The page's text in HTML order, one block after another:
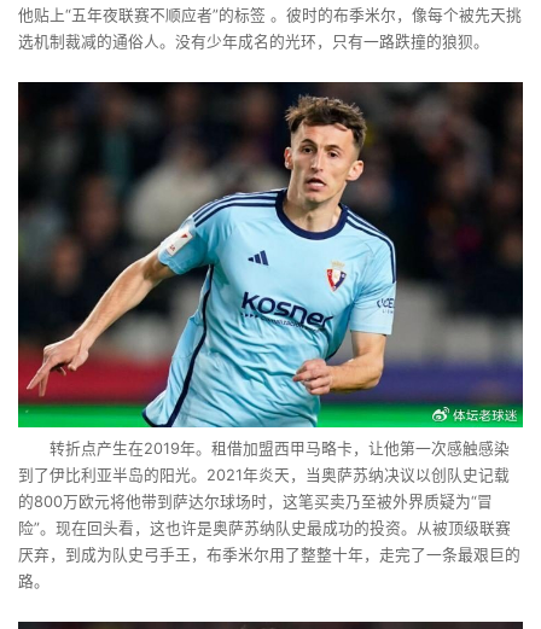
他贴上“五年夜联赛不顺应者”的标签 。彼时的布季米尔，像每个被先天挑
选机制裁减的通俗人。没有少年成名的光环，只有一路跌撞的狼狈。
转折点产生在2019年。租借加盟西甲马略卡，让他第一次感触感染
到了伊比利亚半岛的阳光。2021年炎天，当奥萨苏纳决议以创队史记载
的800万欧元将他带到萨达尔球场时，这笔买卖乃至被外界质疑为“冒
险”。现在回头看，这也许是奥萨苏纳队史最成功的投资。从被顶级联赛
厌弃，到成为队史弓手王，布季米尔用了整整十年，走完了一条最艰巨的
路。